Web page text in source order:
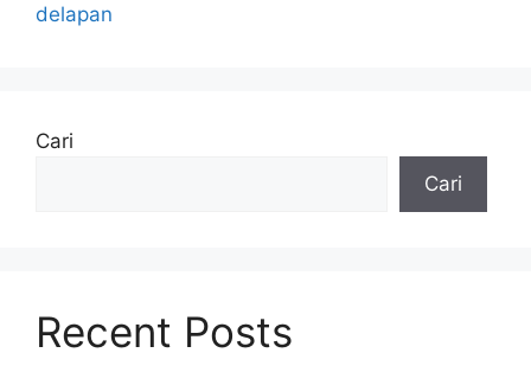
delapan
Cari
Cari
Recent Posts